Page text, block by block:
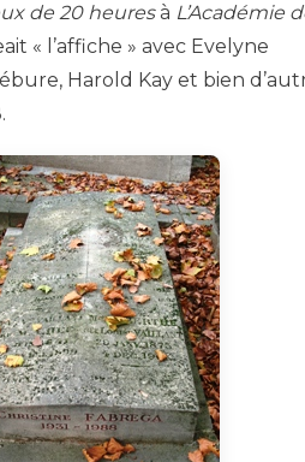
de 20 heuresà L’Académie
« l’affiche » avec Evelyne
Harold Kay et bien